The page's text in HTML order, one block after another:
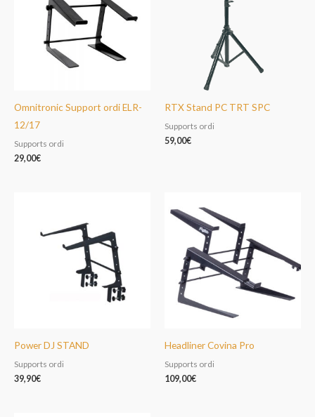
Omnitronic Support ordi ELR-
12/17
Supports ordi
29,00€
RTX Stand PC TRT SPC
Supports ordi
59,00€
Power DJ STAND
Supports ordi
39,90€
Headliner Covina Pro
Supports ordi
109,00€